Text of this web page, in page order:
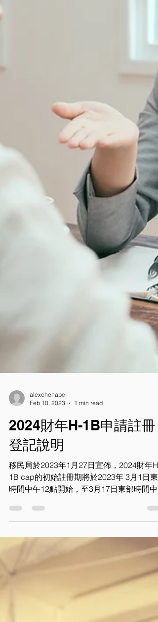
alexchenabc
Feb 10, 2023
2024財年H-1B申請註冊
登記說明
移民局於2023年1月27日宣佈，2024財年H-
12點結束。 在此期間，申請人和代理人將可
以使用移民局的在線H-1B註冊系統填寫申請
人和受益人的資料，並提交初始註冊登記。